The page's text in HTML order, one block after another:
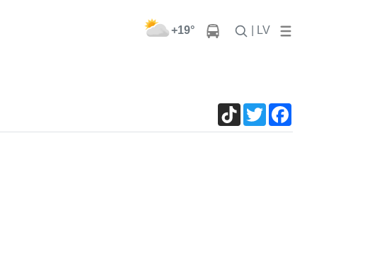
+19° | LV
TikTokTwitter